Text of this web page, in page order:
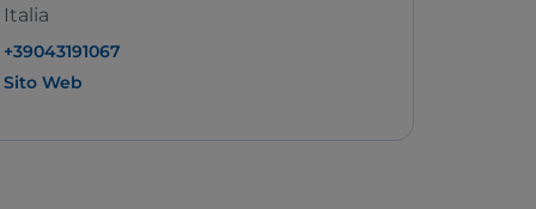
Italia
+39043191067
Sito Web